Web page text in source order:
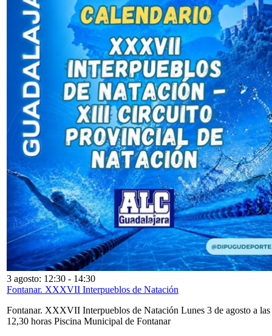
3 agosto: 12:30 - 14:30
Fontanar. XXXVII Interpueblos de Natación
Fontanar. XXXVII Interpueblos de Natación Lunes 3 de agosto a las
12,30 horas Piscina Municipal de Fontanar